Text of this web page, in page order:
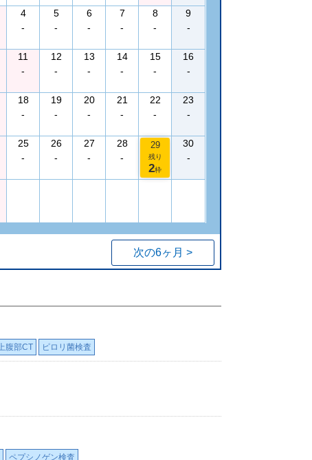
4
-
5
-
6
-
7
-
8
-
9
-
11
-
12
-
13
-
14
-
15
-
16
-
18
-
19
-
20
-
21
-
22
-
23
-
25
-
26
-
27
-
28
-
29
残り
2枠
30
-
次の6ヶ月 >
上腹部CT ピロリ菌検査
ペプシノゲン検査